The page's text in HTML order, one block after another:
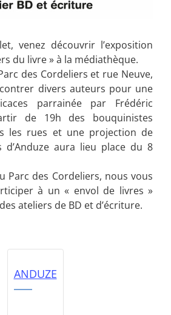
venez découvrir l’exposition
du livre » à la médiathèque.
des Cordeliers et rue Neuve,
divers auteurs pour une
parrainée par Frédéric
de 19h des bouquinistes
les rues et une projection de
d’Anduze aura lieu place du 8
Parc des Cordeliers, nous vous
à un « envol de livres »
ateliers de BD et d’écriture.
ANDUZE